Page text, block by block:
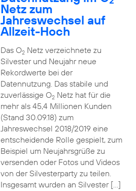
Netz zum
Jahreswechsel auf
Allzeit-Hoch
Das O2Netz verzeichnete zu
Silvester und Neujahr neue
Rekordwerte bei der
Datennutzung. Das stabile und
zuverlässige O2Netz hat für die
mehr als 45,4 Millionen Kunden
(Stand 30.09.18) zum
Jahreswechsel 2018/2019 eine
entscheidende Rolle gespielt, zum
Beispiel um Neujahrsgrüße zu
versenden oder Fotos und Videos
von der Silvesterparty zu teilen.
Insgesamt wurden an Silvester […]